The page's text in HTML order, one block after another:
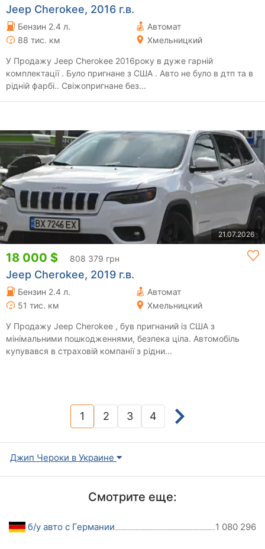
Jeep Cherokee, 2016 г.в.
Бензин 2.4 л.
Автомат
88 тис. км
Хмельницкий
У Продажу Jeep Cherokee 2016року в дуже гарній
комплектації . Було пригнане з США . Авто не було в дтп та в
рідній фарбі.. Свіжопригнане без...
21.07.2026
18 000 $ 808 379 грн
Jeep Cherokee, 2019 г.в.
Бензин 2.4 л.
Автомат
51 тис. км
Хмельницкий
У Продажу Jeep Cherokee , був пригнаний із США з
мінімальними пошкодженнями, безпека ціла. Автомобіль
купувався в страховій компанії з рідни...
1(current)
2 3 4
Джип Чероки в Украине
Смотрите еще:
б/у авто с Германии 1 080 296